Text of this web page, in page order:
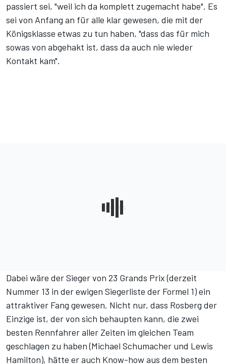
passiert sei, "weil ich da komplett zugemacht habe". Es
sei von Anfang an für alle klar gewesen, die mit der
Königsklasse etwas zu tun haben, "dass das für mich
sowas von abgehakt ist, dass da auch nie wieder
Kontakt kam".
Dabei wäre der Sieger von 23 Grands Prix (derzeit
Nummer 13 in der ewigen Siegerliste der Formel 1) ein
attraktiver Fang gewesen. Nicht nur, dass Rosberg der
Einzige ist, der von sich behaupten kann, die zwei
besten Rennfahrer aller Zeiten im gleichen Team
geschlagen zu haben (Michael Schumacher und Lewis
Hamilton), hätte er auch Know-how aus dem besten